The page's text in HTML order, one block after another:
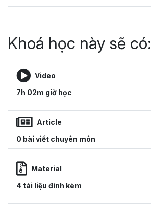
Khoá học này sẽ có:
Video
7h 02m giờ học
Article
0 bài viết chuyên môn
Material
4 tài liệu đính kèm